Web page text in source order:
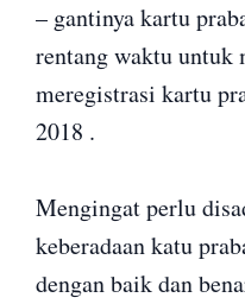
– gantinya kartu
rentang waktu untuk
meregistrasi kartu
2018 .
Mengingat perlu
keberadaan katu
dengan baik dan